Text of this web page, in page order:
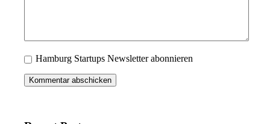
Hamburg Startups Newsletter abonnieren